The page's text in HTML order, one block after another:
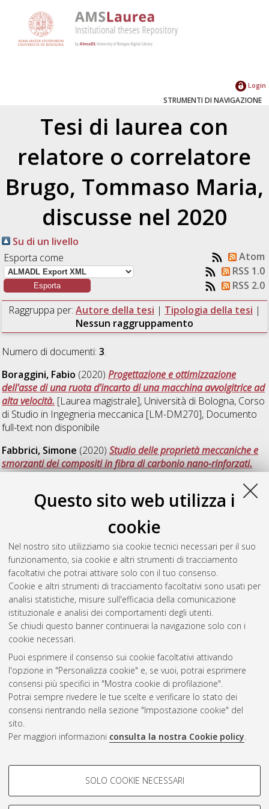
Questo sito web utilizza i
cookie
Nel nostro sito utilizziamo sia cookie tecnici necessari per il suo
funzionamento, sia cookie e altri strumenti di tracciamento
facoltativi che potrai attivare solo con il tuo consenso.
Cookie e altri strumenti di tracciamento facoltativi sono usati per
analisi statistiche, misure sull'efficacia della comunicazione
istituzionale e analisi dei comportamenti degli utenti.
Se chiudi questo banner continuerai la navigazione solo con i
cookie necessari.
Puoi esprimere il consenso sui cookie facoltativi attivando
l'opzione in "Personalizza cookie" e, se vuoi, potrai esprimere
consensi più specifici in "Mostra cookie di profilazione".
Potrai sempre rivedere le tue scelte e verificare lo stato dei
consensi rientrando nella sezione "Impostazione cookie" del
sito.
Per maggiori informazioni consulta la nostra Cookie policy.
COOKIE DI PROFILAZIONE -
SOLO COOKIE NECESSARI
Login
STRUMENTI DI NAVIGAZIONE
Tesi di laurea con
relatore o correlatore
Brugo, Tommaso Maria,
discusse nel 2020
Su di un livello
Esporta come
Atom
RSS 1.0
RSS 2.0
Raggruppa per: Autore della tesi | Tipologia della tesi |
Nessun raggruppamento
Numero di documenti:3.
Boraggini, Fabio (2020)Progettazione e ottimizzazione
dell'asse di una ruota d'incarto di una macchina avvolgitrice ad
alta velocità. [Laurea magistrale], Università di Bologna, Corso
di Studio in Ingegneria meccanica [LM-DM270], Documento
full-text non disponibile
Fabbrici, Simone (2020)Studio delle proprietà meccaniche e
smorzanti dei compositi in fibra di carbonio nano-rinforzati.
[Laurea magistrale], Università di Bologna, Corso di Studio in
, Documento full-text non
disponibile
(2020)Studio e realizzazione di provini
magistrale], Università di Bologna, Corso di Studio in
Ingegneria energetica [LM-DM270], Documento full-text non
disponibile
Questa lista e' stata generata ilSun Aug 9 13:59:46 2026
CEST
Atom
Rss 1.0
Rss 2.0
AMS Laurea
Impostazioni Cookie
Informativa sulla privacy
Condizioni d’uso del sito